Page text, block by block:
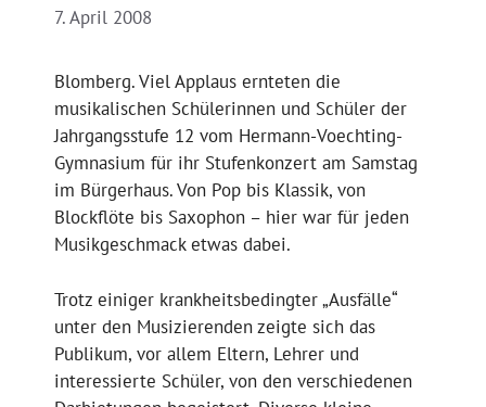
7. April 2008
Blomberg. Viel Applaus ernteten die
musikalischen Schülerinnen und Schüler der
Jahrgangsstufe 12 vom Hermann-Voechting-
Gymnasium für ihr Stufenkonzert am Samstag
im Bürgerhaus. Von Pop bis Klassik, von
Blockflöte bis Saxophon – hier war für jeden
Musikgeschmack etwas dabei.
Trotz einiger krankheitsbedingter „Ausfälle“
unter den Musizierenden zeigte sich das
Publikum, vor allem Eltern, Lehrer und
interessierte Schüler, von den verschiedenen